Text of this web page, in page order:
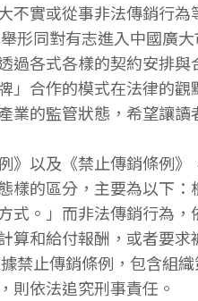
不實或從事非法傳銷行
形同對有志進入中國廣
過各式各樣的契約安排
」合作的模式在法律的
的監管狀態，希望讓
》以及《禁止傳銷條例
樣的區分，主要為以下
式。」而非法傳銷行為
算和給付報酬，或者要
禁止傳銷條例，包含組
則依法追究刑事責任。